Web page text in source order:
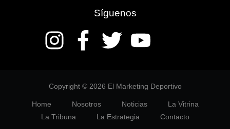
Síguenos
Copyright © 2026 El Marketing Deportivo
Home Nosotros Noticias
La Vitrina
La Tribuna
La Estrategia Contacto